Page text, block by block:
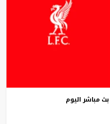
بث مباشر اليوم